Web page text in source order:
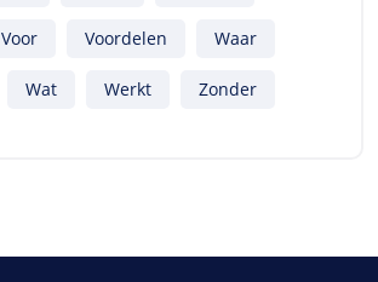
Voor Voordelen Waar
Wat Werkt Zonder